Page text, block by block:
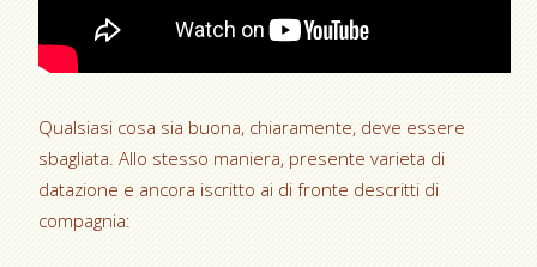
Qualsiasi cosa sia buona, chiaramente, deve essere
sbagliata. Allo stesso maniera, presente varieta di
datazione e ancora iscritto ai di fronte descritti di
compagnia: